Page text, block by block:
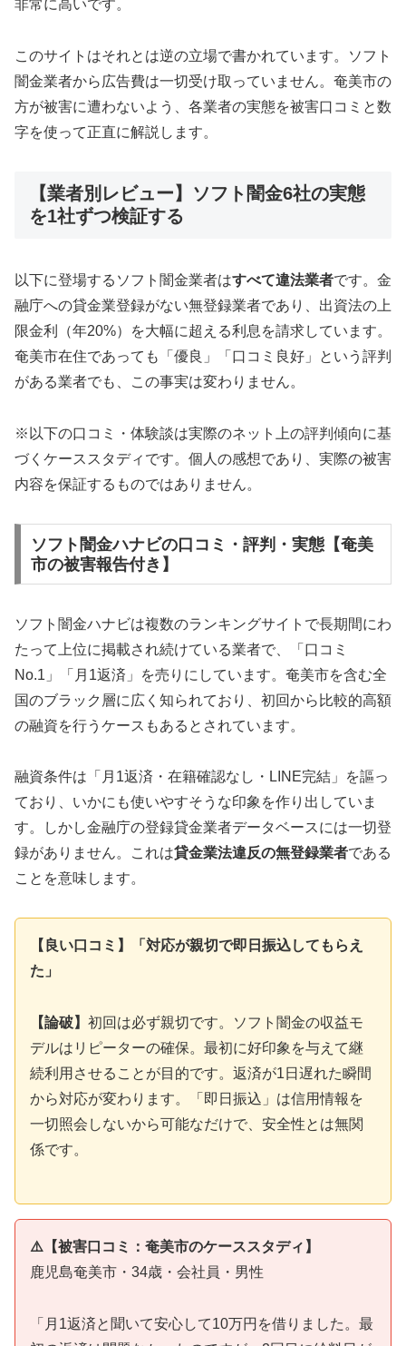
非常に高いです。
このサイトはそれとは逆の立場で書かれています。ソフト
闇金業者から広告費は一切受け取っていません。奄美市の
方が被害に遭わないよう、各業者の実態を被害口コミと数
字を使って正直に解説します。
【業者別レビュー】ソフト闇金6社の実態
を1社ずつ検証する
以下に登場するソフト闇金業者はすべて違法業者です。金
融庁への貸金業登録がない無登録業者であり、出資法の上
限金利（年20%）を大幅に超える利息を請求しています。
奄美市在住であっても「優良」「口コミ良好」という評判
がある業者でも、この事実は変わりません。
※以下の口コミ・体験談は実際のネット上の評判傾向に基
づくケーススタディです。個人の感想であり、実際の被害
内容を保証するものではありません。
ソフト闇金ハナビの口コミ・評判・実態【奄美
市の被害報告付き】
ソフト闇金ハナビは複数のランキングサイトで長期間にわ
たって上位に掲載され続けている業者で、「口コミ
No.1」「月1返済」を売りにしています。奄美市を含む全
国のブラック層に広く知られており、初回から比較的高額
の融資を行うケースもあるとされています。
融資条件は「月1返済・在籍確認なし・LINE完結」を謳っ
ており、いかにも使いやすそうな印象を作り出していま
す。しかし金融庁の登録貸金業者データベースには一切登
録がありません。これは貸金業法違反の無登録業者である
ことを意味します。
【良い口コミ】「対応が親切で即日振込してもらえ
た」
【論破】 初回は必ず親切です。ソフト闇金の収益モ
デルはリピーターの確保。最初に好印象を与えて継
続利用させることが目的です。返済が1日遅れた瞬間
から対応が変わります。「即日振込」は信用情報を
一切照会しないから可能なだけで、安全性とは無関
係です。
⚠️【被害口コミ：奄美市のケーススタディ】
鹿児島奄美市・34歳・会社員・男性
「月1返済と聞いて安心して10万円を借りました。最